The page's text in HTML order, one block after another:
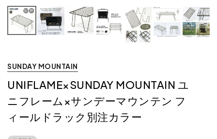
SUNDAY MOUNTAIN
UNIFLAME×SUNDAY MOUNTAIN ユ
ニフレーム×サンデーマウンテン フ
ィールドラック別注カラー